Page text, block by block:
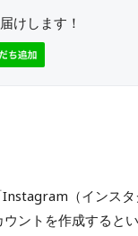
けします！
（インス
ントを作成すると